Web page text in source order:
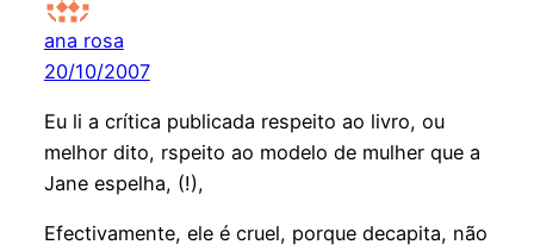
ana rosa
20/10/2007
Eu li a crítica publicada respeito ao livro, ou
melhor dito, rspeito ao modelo de mulher que a
Jane espelha, (!),
Efectivamente, ele é cruel, porque decapita, não